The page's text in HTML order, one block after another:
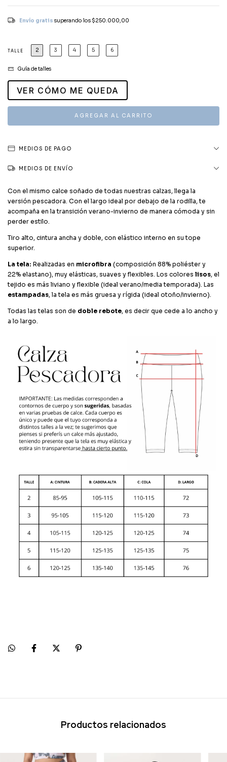
Envío gratis superando los $250.000,00
TALLE 2 3 4 5 6
Guía de talles
VER CÓMO ME QUEDA
MEDIOS DE PAGO
MEDIOS DE ENVÍO
Con el mismo calce soñado de todas nuestras calzas, llega la
versión pescadora. Con el largo ideal por debajo de la rodilla, te
acompaña en la transición verano-invierno de manera cómoda y sin
perder estilo.
Tiro alto, cintura ancha y doble, con elástico interno en su tope
superior.
La tela: Realizadas en microfibra (composición 88% poliéster y
22% elastano), muy elásticas, suaves y flexibles. Los colores lisos, el
tejido es más liviano y flexible (ideal verano/media temporada). Las
estampadas, la tela es más gruesa y rígida (ideal otoño/invierno).
Todas las telas son de doble rebote, es decir que cede a lo ancho y
a lo largo.
Productos relacionados